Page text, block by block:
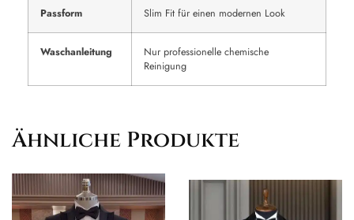
Passform Slim Fit für einen modernen Look
Waschanleitung
Nur professionelle chemische
Reinigung
Ähnliche Produkte